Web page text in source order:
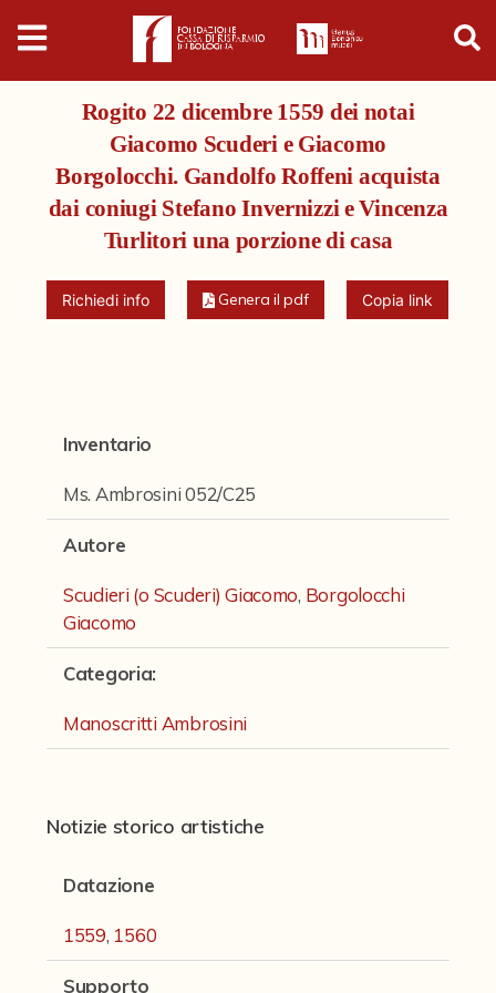
Digital
Humanities
Donazioni
Pubblicazioni
Fondi archivistici e raccolte documentarie
Fondi Fotografici
Fotografia e Nuovi Media
Manoscritti
Manoscritti Ambrosini
Manoscritti Sassoli
Stampe
Strumenti Musicali
Testi a Stampa
Rogito 22 dicembre 1559 dei notai
Giacomo Scuderi e Giacomo
Borgolocchi. Gandolfo Roffeni acquista
dai coniugi Stefano Invernizzi e Vincenza
Turlitori una porzione di casa
Richiedi info Genera il pdf Copia link
Inventario
Ms. Ambrosini 052/C25
Autore
Scudieri (o Scuderi) Giacomo, Borgolocchi
Giacomo
Categoria:
Manoscritti Ambrosini
Notizie storico artistiche
Datazione
1559, 1560
Supporto